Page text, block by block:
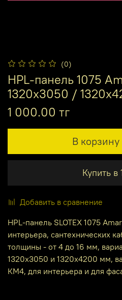
(0)
HPL-панель 1075
1320х3050 /
1 000.00 тг
В корзину
Купить в
Добавить в сравнение
HPL-панель SLOTEX 1075
интерьера, сантехнических
толщины - от 4 до 16 мм,
1320х3050 и 1320х4200 мм,
КМ4, для интерьера и для